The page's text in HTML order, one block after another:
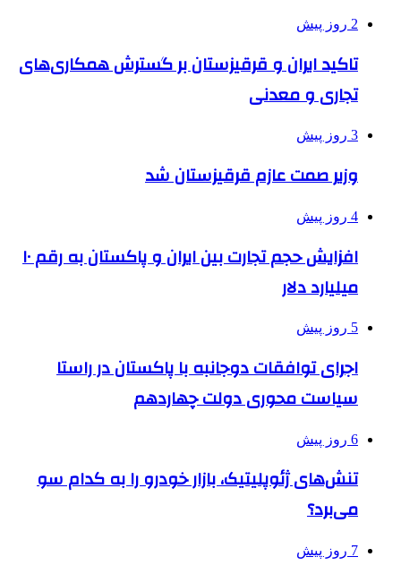
2 روز پیش
تاکید ایران و قرقیزستان بر گسترش همکاری‌های
تجاری و معدنی
3 روز پیش
وزیر صمت عازم قرقیزستان شد
4 روز پیش
افزایش حجم تجارت بین ایران و پاکستان به رقم ۱۰
میلیارد دلار
5 روز پیش
اجرای توافقات دوجانبه با پاکستان در راستا
سیاست محوری دولت چهاردهم
6 روز پیش
تنش‌های ژئوپلیتیک، بازار خودرو را به کدام سو
می‌برد؟
7 روز پیش